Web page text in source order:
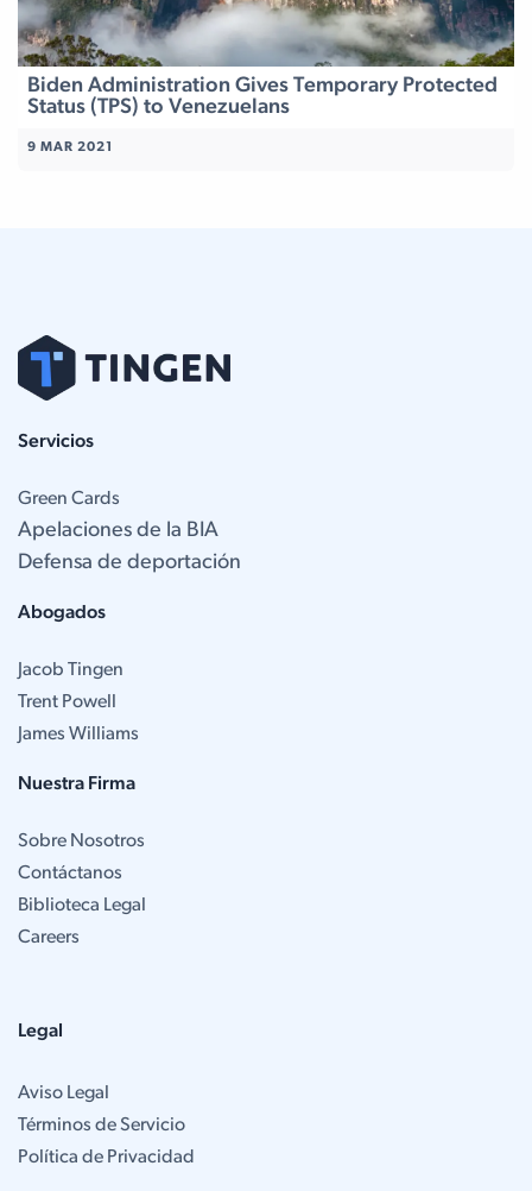
Biden Administration Gives Temporary Protected
Status (TPS) to Venezuelans
9 MAR 2021
Servicios
Green Cards
Apelaciones de la BIA
Defensa de deportación
Abogados
Jacob Tingen
Trent Powell
James Williams
Nuestra Firma
Sobre Nosotros
Contáctanos
Biblioteca Legal
Careers
Legal
Aviso Legal
Términos de Servicio
Política de Privacidad